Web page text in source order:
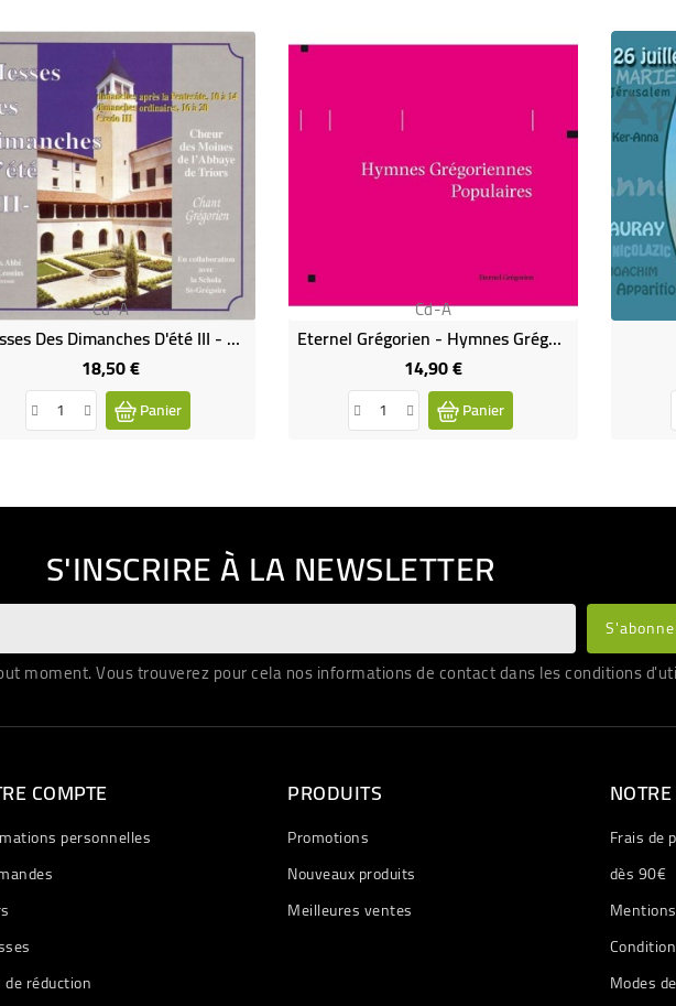
Cd-A
Messes Des Dimanches D'été III - Chant Grégorien (CD)
18,50 €Prix
Panier
Cd-A
Eternel Grégorien - Hymnes Grégoriennes Populaires
14,90 €Prix
Panier
S'INSCRIRE À LA NEWSLETTER
moment. Vous trouverez pour cela nos informations de contact dans les conditions
COMPTE
personnelles
de réduction
PRODUITS
Promotions
Nouveaux produits
Meilleures ventes
Frais de
dès 90€
Modes